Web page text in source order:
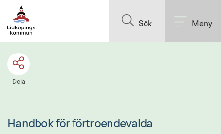
Sök Meny
Dela
Handbok för förtroendevalda